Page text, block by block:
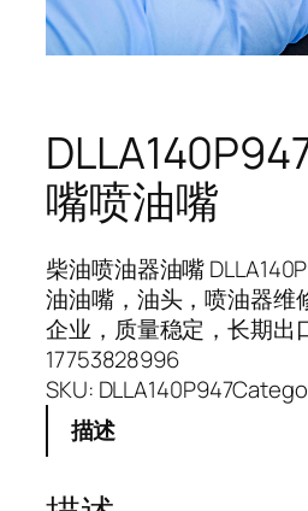
嘴喷油嘴
柴油喷油器油嘴
油油嘴，油头，喷油器维
企业，质量稳定，长期出
17753828996
SKU: DLLA140P947
描述